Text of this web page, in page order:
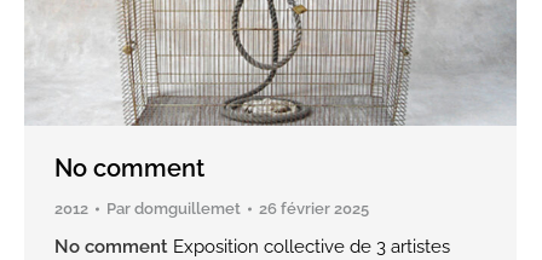
No comment
2012 Par domguillemet 26 février 2025
No comment Exposition collective de 3 artistes